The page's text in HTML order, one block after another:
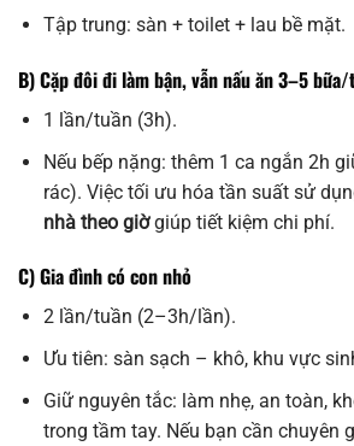
Tập trung: sàn + toilet + lau bề mặt.
B) Cặp đôi đi làm bận, vẫn nấu ăn 3–5
1 lần/tuần (3h).
Nếu bếp nặng: thêm 1 ca ngắn 2h
rác). Việc tối ưu hóa tần suất sử
nhà theo giờgiúp tiết kiệm chi phí.
C) Gia đình có con nhỏ
2 lần/tuần (2–3h/lần).
Ưu tiên: sàn sạch – khô, khu vực
Giữ nguyên tắc: làm nhẹ, an toàn,
trong tầm tay. Nếu bạn cần chuyên